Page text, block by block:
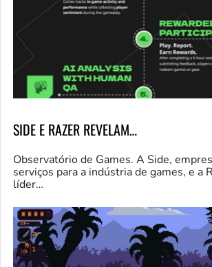
SIDE E RAZER REVELAM…
Observatório de Games. A Side,
serviços para a indústria de games, e a
líder…